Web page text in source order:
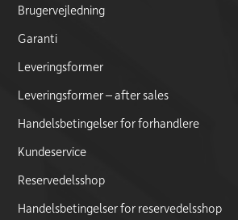
Brugervejledning
Garanti
Leveringsformer
Leveringsformer – after sales
Handelsbetingelser for forhandlere
Kundeservice
Reservedelsshop
Handelsbetingelser for reservedelsshop